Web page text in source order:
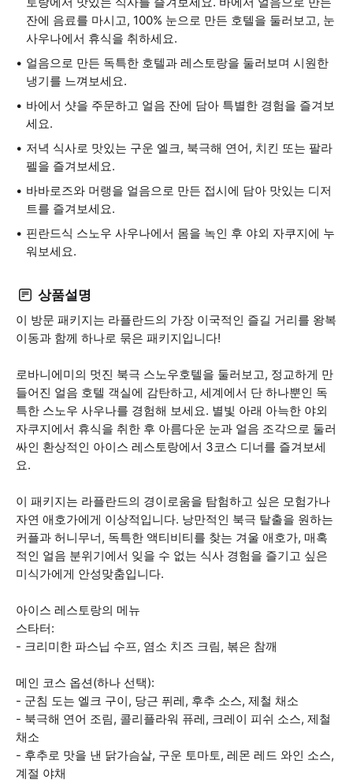
잔에 음료를 마시고, 100% 눈으로 만든 호텔을 둘러보고, 눈
사우나에서 휴식을 취하세요.
얼음으로 만든 독특한 호텔과 레스토랑을 둘러보며 시원한
냉기를 느껴보세요.
바에서 샷을 주문하고 얼음 잔에 담아 특별한 경험을 즐겨보
세요.
저녁 식사로 맛있는 구운 엘크, 북극해 연어, 치킨 또는 팔라
펠을 즐겨보세요.
바바로즈와 머랭을 얼음으로 만든 접시에 담아 맛있는 디저
트를 즐겨보세요.
핀란드식 스노우 사우나에서 몸을 녹인 후 야외 자쿠지에 누
워보세요.
상품설명
이 방문 패키지는 라플란드의 가장 이국적인 즐길 거리를 왕복
이동과 함께 하나로 묶은 패키지입니다!
로바니에미의 멋진 북극 스노우호텔을 둘러보고, 정교하게 만
들어진 얼음 호텔 객실에 감탄하고, 세계에서 단 하나뿐인 독
특한 스노우 사우나를 경험해 보세요. 별빛 아래 아늑한 야외
자쿠지에서 휴식을 취한 후 아름다운 눈과 얼음 조각으로 둘러
싸인 환상적인 아이스 레스토랑에서 3코스 디너를 즐겨보세
요.
이 패키지는 라플란드의 경이로움을 탐험하고 싶은 모험가나
자연 애호가에게 이상적입니다. 낭만적인 북극 탈출을 원하는
커플과 허니무너, 독특한 액티비티를 찾는 겨울 애호가, 매혹
적인 얼음 분위기에서 잊을 수 없는 식사 경험을 즐기고 싶은
미식가에게 안성맞춤입니다.
아이스 레스토랑의 메뉴
스타터:
- 크리미한 파스닙 수프, 염소 치즈 크림, 볶은 참깨
메인 코스 옵션(하나 선택):
- 군침 도는 엘크 구이, 당근 퓌레, 후추 소스, 제철 채소
- 북극해 연어 조림, 콜리플라워 퓨레, 크레이 피쉬 소스, 제철
채소
- 후추로 맛을 낸 닭가슴살, 구운 토마토, 레몬 레드 와인 소스,
계절 야채